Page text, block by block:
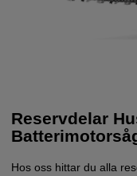
Reservdelar
Hos oss hittar du alla